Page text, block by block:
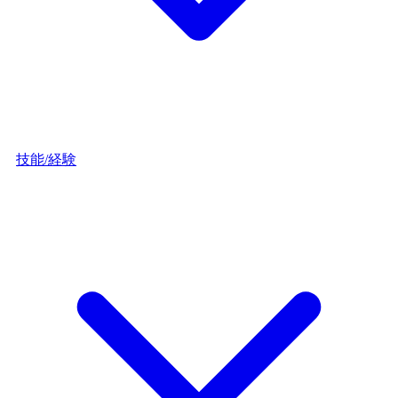
技能/経験